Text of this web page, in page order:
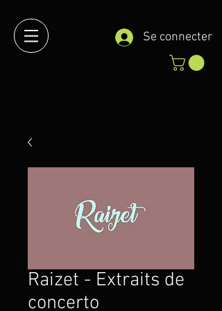
Se connecter
Raizet - Extraits de
concerto